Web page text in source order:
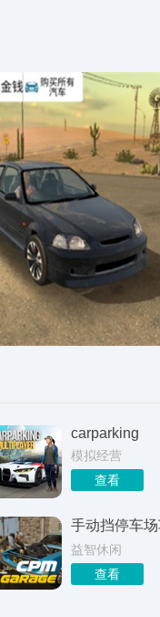
carparking
模拟经营
查看
手动挡停车
益智休闲
查看